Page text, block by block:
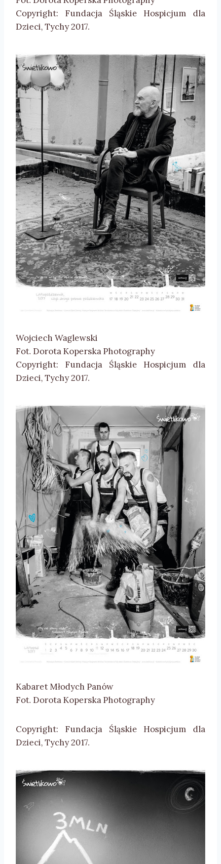
Copyright: Fundacja Śląskie Hospicjum dla
Dzieci, Tychy 2017.
Wojciech Waglewski
Fot. Dorota Koperska Photography
Copyright: Fundacja Śląskie Hospicjum dla
Dzieci, Tychy 2017.
Kabaret Młodych Panów
Fot. Dorota Koperska Photography
Copyright: Fundacja Śląskie Hospicjum dla
Dzieci, Tychy 2017.